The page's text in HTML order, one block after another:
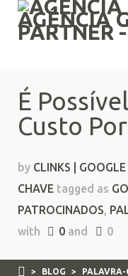
É
Custo
by CLINKS |
CHAVE tagged as
PATROCINADOS,
with
0 and 0
> BLOG > PALAVRA-